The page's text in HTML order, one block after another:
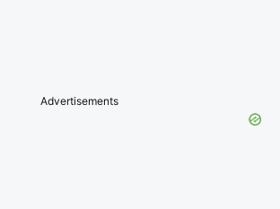
Advertisements